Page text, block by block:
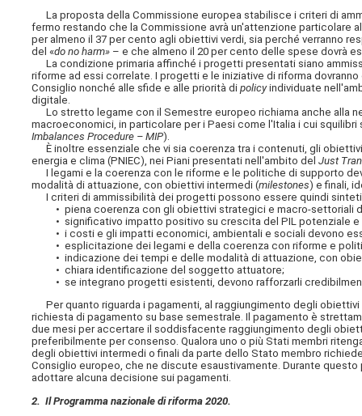
La proposta della Commissione europea stabilisce i criteri di
fermo restando che la Commissione avrà un'attenzione particolare
per almeno il 37 per cento agli obiettivi verdi, sia perché verranno
del «do no harm» – e che almeno il 20 per cento delle spese dovrà
La condizione primaria affinché i progetti presentati siano
riforme ad essi correlate. I progetti e le iniziative di riforma
Consiglio nonché alle sfide e alle priorità dipolicyindividuate
digitale.
Lo stretto legame con il Semestre europeo richiama anche alla
macroeconomici, in particolare per i Paesi come l'Italia i cui
Imbalances Procedure – MIP).
È inoltre essenziale che vi sia coerenza tra i contenuti, gli
energia e clima (PNIEC), nei Piani presentati nell'ambito delJust
I legami e la coerenza con le riforme e le politiche di supporto
modalità di attuazione, con obiettivi intermedi (milestones) e finali,
I criteri di ammissibilità dei progetti possono essere quindi
• piena coerenza con gli obiettivi strategici e macro-settoriali
• significativo impatto positivo su crescita del PIL potenziale e
• i costi e gli impatti economici, ambientali e sociali devono
• esplicitazione dei legami e della coerenza con riforme e
• indicazione dei tempi e delle modalità di attuazione, con
• chiara identificazione del soggetto attuatore;
• se integrano progetti esistenti, devono rafforzarli
Per quanto riguarda i pagamenti, al raggiungimento degli
richiesta di pagamento su base semestrale. Il pagamento è
due mesi per accertare il soddisfacente raggiungimento degli
preferibilmente per consenso. Qualora uno o più Stati membri
degli obiettivi intermedi o finali da parte dello Stato membro
Consiglio europeo, che ne discute esaustivamente. Durante
adottare alcuna decisione sui pagamenti.
2. Il Programma nazionale di riforma 2020.